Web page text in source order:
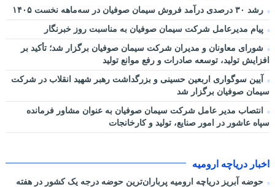
رشد ۳۰ درصدی درآمد فروش سیمان صوفیان در سه‌ماهه نخست ۱۴۰۵
پیام مدیرعامل شرکت سیمان صوفیان به مناسبت روز خبرنگار
شورای معاونان و مدیران شرکت سیمان صوفیان برگزار شد؛ تأکید بر
افزایش تولید، توسعه صادرات و رفع موانع تولید
آیین سوگواری اربعین حسینی و بزرگداشت رهبر شهید انقلاب در شرکت
سیمان صوفیان برگزار شد
انتصاب مدیر عامل شرکت سیمان صوفیان به عنوان مشاور فرمانده
سپاه عاشور در امور صنایع، تولید و کارخانجات
اخبار دریاچه ارومیه
حوضه آبریز دریاچه ارومیه پرباران‌ترین حوضه‌ درجه یک کشور در هفته